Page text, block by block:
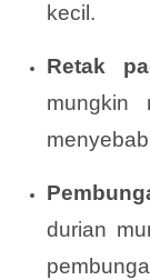
kecil.
Retak
mungkin
durian